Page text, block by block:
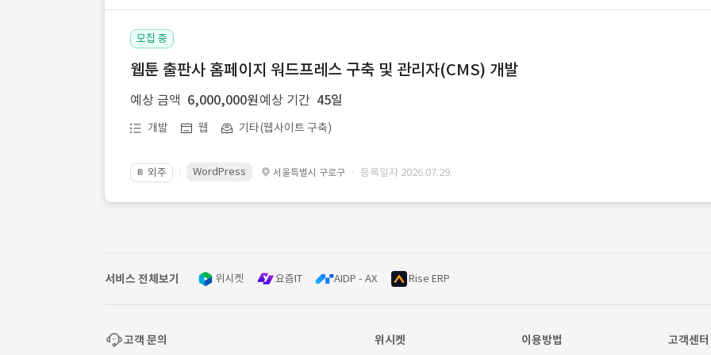
모집 중
웹툰 출판사 홈페이지 워드프레스 구축 및 관리자(CMS) 개발
예상 금액 6,000,000원 예상 기간 45일
개발 웹 기타(웹사이트 구축)
📔 외주 WordPress 서울특별시 구로구 · 등록일자 2026.07.29.
서비스 전체보기 위시켓 요즘IT AIDP - AX Rise ERP
고객 문의 위시켓 이용방법 고객센터